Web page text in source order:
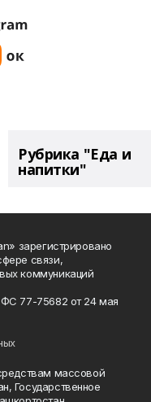
Рубрика "Еда и
напитки"
зарегистрировано
связи,
коммуникаций
77-75682 от 24 мая
массовой
Государственное